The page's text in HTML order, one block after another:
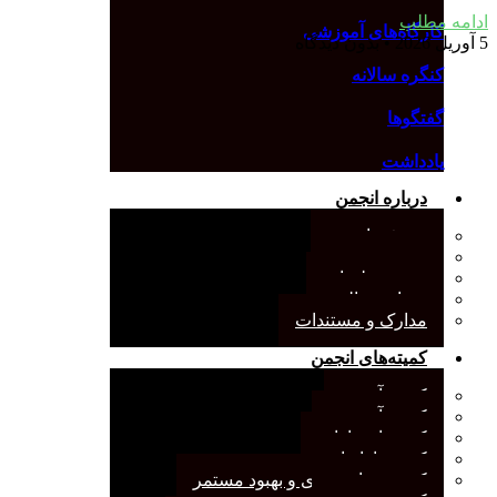
کارگاه‌های آموزشی
کنگره سالانه
گفتگوها
یادداشت
درباره انجمن
معرفی انجمن
صورت‌جلسات
همیاری مالی
مدارک و مستندات
کمیته‌های انجمن
کمیته آرشیو
کمیته آموزش
کمیته انتشارات
کمیته بازاریابی
کمیته برنامه‌ریزی و بهبود مستمر
ادامه مطلب
5 آوریل 2026
بدون دیدگاه